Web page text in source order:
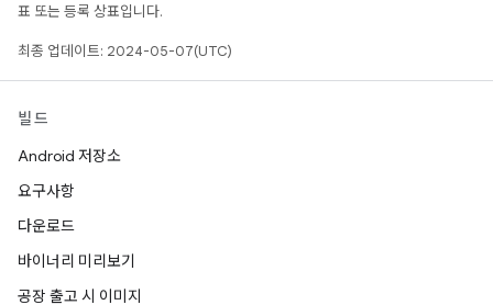
표 또는 등록 상표입니다.
최종 업데이트: 2024-05-07(UTC)
빌드
Android 저장소
요구사항
다운로드
바이너리 미리보기
공장 출고 시 이미지